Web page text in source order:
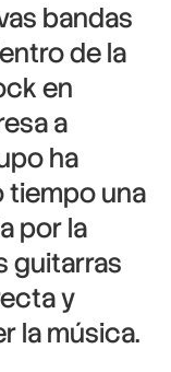
bandas
de la
en
a
ha
una
por la
guitarras
y
la música.